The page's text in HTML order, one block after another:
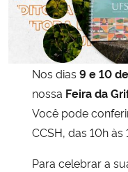
Secretaria-Geral
Secretaria de Governo
Advocacia-Geral da União
Nos dias 9 e 10
nossa Feira da
Você pode
CCSH, das 10h às
Para celebrar a